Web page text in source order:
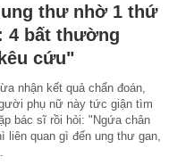
thư nhờ 1 thứ
4 bất thường
cứu"
nhận kết quả chẩn đoán,
phụ nữ này tức giận tìm
bác sĩ rồi hỏi: "Ngứa chân
liên quan gì đến ung thư gan,